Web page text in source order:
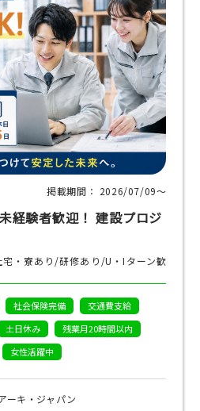
掲載期間： 2026/07/09〜
経験者歓迎！ 建設プロジ
・寮あり/研修あり/U・Iターン歓
社会保険完備
交通費支給
土日休み
残業月20時間以内
女性活躍中
ーキ・ジャパン